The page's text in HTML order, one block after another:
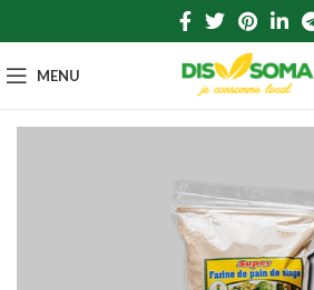
MENU